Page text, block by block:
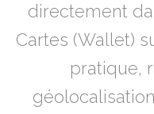
directement
Cartes (Wallet)
pratique,